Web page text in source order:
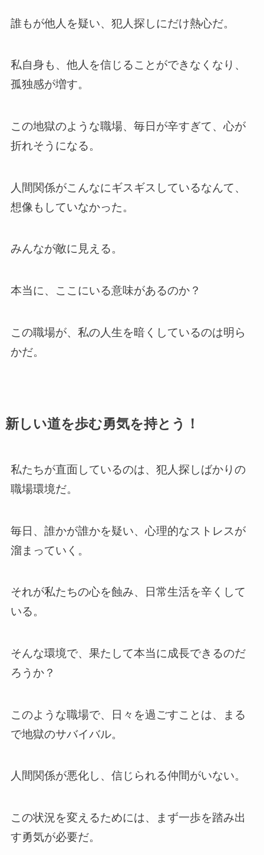
誰もが他人を疑い、犯人探しにだけ熱心だ。
私自身も、他人を信じることができなくなり、
孤独感が増す。
この地獄のような職場、毎日が辛すぎて、心が
折れそうになる。
人間関係がこんなにギスギスしているなんて、
想像もしていなかった。
みんなが敵に見える。
本当に、ここにいる意味があるのか？
この職場が、私の人生を暗くしているのは明ら
かだ。
新しい道を歩む勇気を持とう！
私たちが直面しているのは、犯人探しばかりの
職場環境だ。
毎日、誰かが誰かを疑い、心理的なストレスが
溜まっていく。
それが私たちの心を蝕み、日常生活を辛くして
いる。
そんな環境で、果たして本当に成長できるのだ
ろうか？
このような職場で、日々を過ごすことは、まる
で地獄のサバイバル。
人間関係が悪化し、信じられる仲間がいない。
この状況を変えるためには、まず一歩を踏み出
す勇気が必要だ。